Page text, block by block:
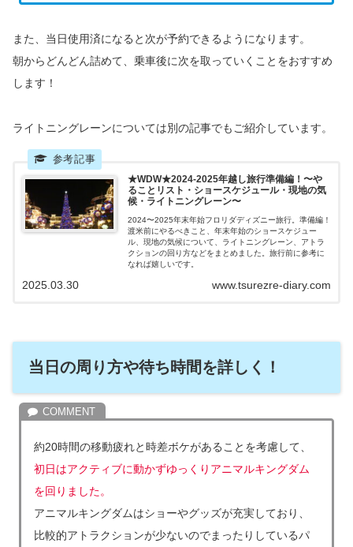
また、当日使用済になると次が予約できるようになります。
朝からどんどん詰めて、乗車後に次を取っていくことをおすすめ
します！
ライトニングレーンについては別の記事でもご紹介しています。
★WDW★2024-2025年越し旅行準備編！〜や
ることリスト・ショースケジュール・現地の気
候・ライトニングレーン〜
2024〜2025年末年始フロリダディズニー旅行。準備編！
渡米前にやるべきこと、年末年始のショースケジュー
ル、現地の気候について、ライトニングレーン、アトラ
クションの回り方などをまとめました。旅行前に参考に
なれば嬉しいです。
www.tsurezre-diary.com
2025.03.30
当日の周り方や待ち時間を詳しく！
約20時間の移動疲れと時差ボケがあることを考慮して、
初日はアクティブに動かずゆっくりアニマルキングダム
を回りました。
アニマルキングダムはショーやグッズが充実しており、
比較的アトラクションが少ないのでまったりしているパ